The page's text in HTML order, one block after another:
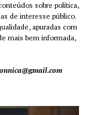
sobre política,
de interesse público.
apuradas com
mais bem informada,